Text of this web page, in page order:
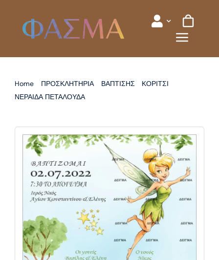
content
Home ΠΡΟΣΚΛΗΤΗΡΙΑ ΒΑΠΤΙΣΗΣ
ΚΟΡΙΤΣΙ
ΝΕΡΑΙΔΑ ΠΕΤΑΛΟΥΔΑ